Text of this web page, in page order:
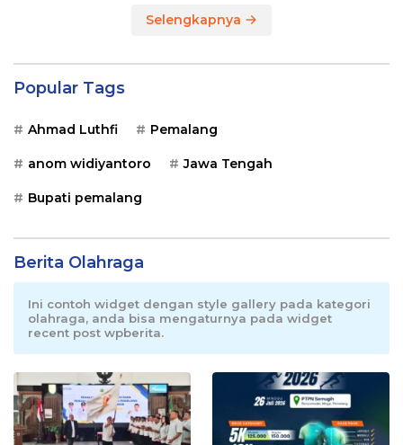
Selengkapnya
Popular Tags
Ahmad Luthfi Pemalang
anom widiyantoro Jawa Tengah
Bupati pemalang
Berita Olahraga
Ini contoh widget dengan style gallery pada kategori
olahraga, anda bisa mengaturnya pada widget
recent post wpberita.